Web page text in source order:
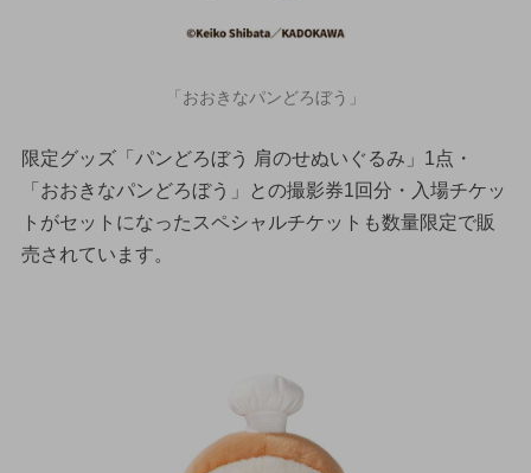
「おおきなパンどろぼう」
限定グッズ「パンどろぼう 肩のせぬいぐるみ」1点・
「おおきなパンどろぼう」との撮影券1回分・入場チケッ
トがセットになったスペシャルチケットも数量限定で販
売されています。